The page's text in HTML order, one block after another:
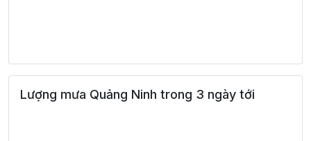
Lượng mưa Quảng Ninh trong 3 ngày tới